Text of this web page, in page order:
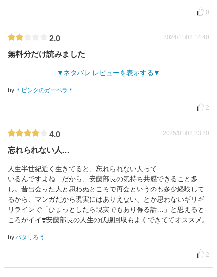
0
2.0 2024/11/02 14:40
無料分だけ読みました
ネタバレ レビューを表示する
by ＊ピンクのガーベラ＊
2
4.0 2025/01/02 23:20
忘れられない人…
人生半世紀近く生きてると、忘れられない人って
いるんですよね…だから、安藤部長の気持ち共感できること多
し。昔出会った人と思わぬところで再会というのも多少経験して
るから、マンガだから現実にはありえない、とか思わないギリギ
リラインで「ひょっとしたら現実でもあり得る話…」と思えると
ころがイイ❣️安藤部長の人生の伏線回収もよくできててオススメ。
by パタリろう
2